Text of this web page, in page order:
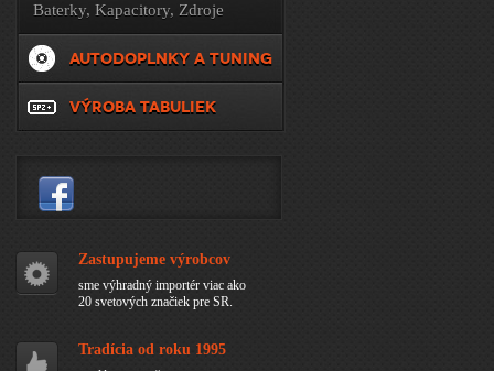
príslušenstvo
Baterky, Kapacitory, Zdroje
AUTODOPLNKY A TUNING
VÝROBA TABULIEK
Zastupujeme výrobcov
sme výhradný importér viac ako
20 svetových značiek pre SR.
Tradícia od roku 1995